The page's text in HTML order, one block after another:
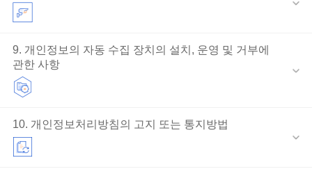
9. 개인정보의 자동 수집 장치의 설치, 운영 및 거부에
관한 사항
10. 개인정보처리방침의 고지 또는 통지방법